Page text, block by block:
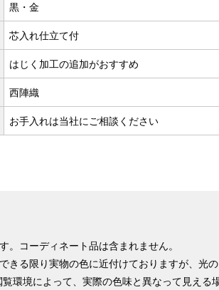
黒・金
芯入れ仕立て付
はじく加工の追加がおすすめ
西陣織
お手入れは当社にご相談ください
。コーディネート品は含まれません。
きる限り実物の色に近付けておりますが、光
環境によって、実際の色味と異なって見える